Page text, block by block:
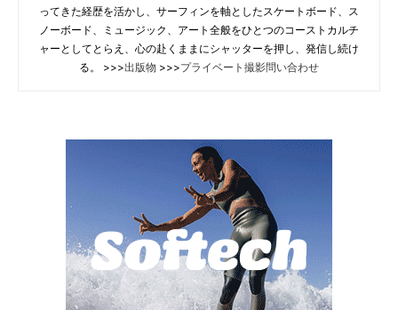
ってきた経歴を活かし、サーフィンを軸としたスケートボード、ス
ノーボード、ミュージック、アート全般をひとつのコーストカルチ
ャーとしてとらえ、心の赴くままにシャッターを押し、発信し続け
る。 >>>出版物 >>>プライベート撮影問い合わせ